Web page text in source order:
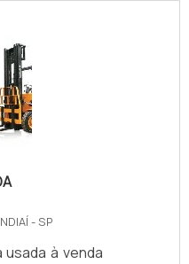
- SP
usada à venda